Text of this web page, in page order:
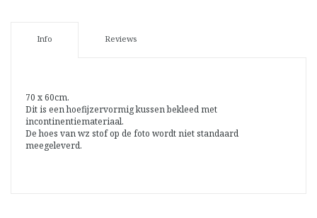
Info Reviews
70 x 60cm.
Dit is een hoefijzervormig kussen bekleed met
incontinentiemateriaal.
De hoes van wz stof op de foto wordt niet standaard
meegeleverd.